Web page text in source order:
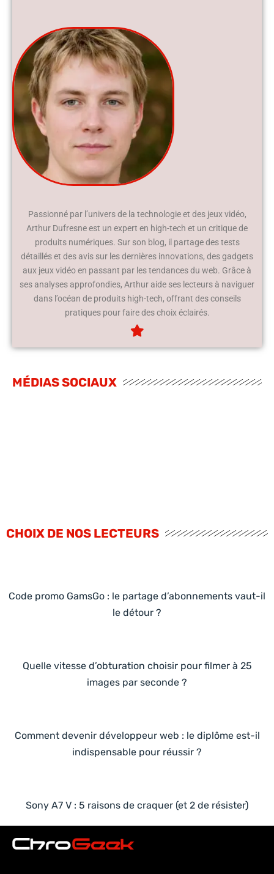
Passionné par l’univers de la technologie et des jeux vidéo,
Arthur Dufresne est un expert en high-tech et un critique de
produits numériques. Sur son blog, il partage des tests
détaillés et des avis sur les dernières innovations, des gadgets
aux jeux vidéo en passant par les tendances du web. Grâce à
ses analyses approfondies, Arthur aide ses lecteurs à naviguer
dans l’océan de produits high-tech, offrant des conseils
pratiques pour faire des choix éclairés.
MÉDIAS SOCIAUX
CHOIX DE NOS LECTEURS
Code promo GamsGo : le partage d’abonnements vaut-il
le détour ?
Quelle vitesse d’obturation choisir pour filmer à 25
images par seconde ?
Comment devenir développeur web : le diplôme est-il
indispensable pour réussir ?
Sony A7 V : 5 raisons de craquer (et 2 de résister)